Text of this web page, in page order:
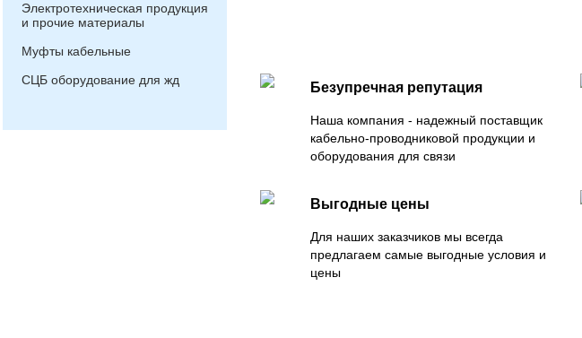
Электротехническая продукция
и прочие материалы
Муфты кабельные
СЦБ оборудование для жд
Безупречная репутация
Наша компания - надежный поставщик
кабельно-проводниковой продукции и
оборудования для связи
Выгодные цены
Для наших заказчиков мы всегда
предлагаем самые выгодные условия и
цены